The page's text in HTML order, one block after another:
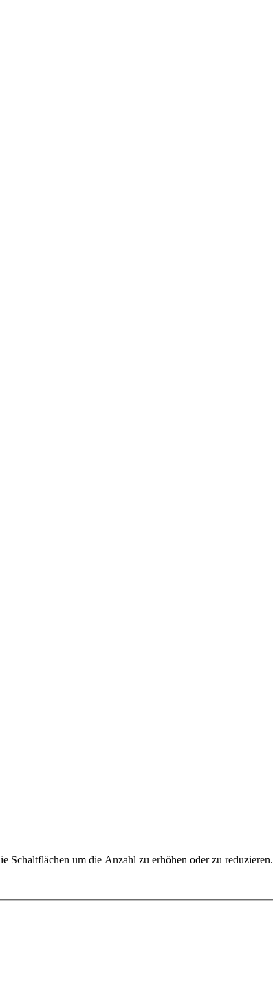
Schaltflächen um die Anzahl zu erhöhen oder zu reduzieren.